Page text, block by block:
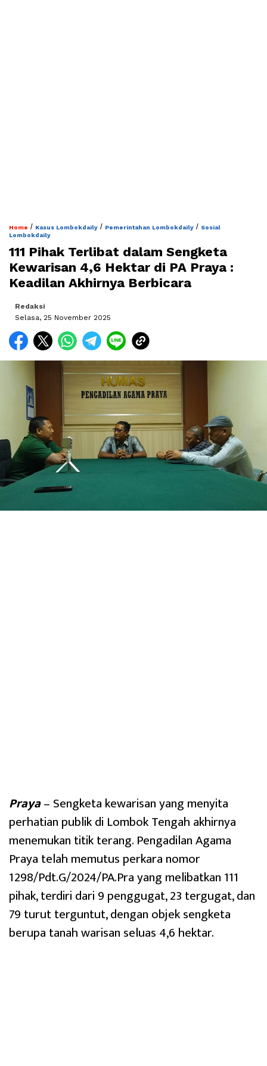
Home / Kasus Lombokdaily / Pemerintahan Lombokdaily / Sosial
Lombokdaily
111 Pihak Terlibat dalam Sengketa
Kewarisan 4,6 Hektar di PA Praya :
Keadilan Akhirnya Berbicara
Redaksi
Selasa, 25 November 2025
Praya– Sengketa kewarisan yang menyita
perhatian publik di Lombok Tengah akhirnya
menemukan titik terang. Pengadilan Agama
Praya telah memutus perkara nomor
1298/Pdt.G/2024/PA.Pra yang melibatkan 111
pihak, terdiri dari 9 penggugat, 23 tergugat, dan
79 turut terguntut, dengan objek sengketa
berupa tanah warisan seluas 4,6 hektar.